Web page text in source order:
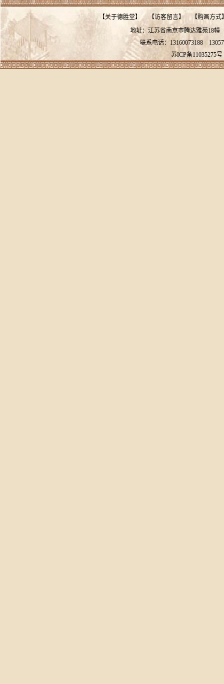
【关于德胜堂】 【访客留言】 【购画方式
地址：江苏省南京市腾达雅苑
联系电话：13160073188
苏ICP备11035275号